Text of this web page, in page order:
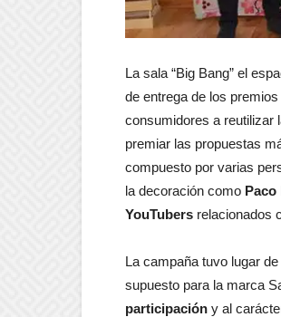
La sala “Big Bang” el
de entrega de los
consumidores a reutilizar
premiar las propuestas
compuesto por varias
la decoración como Paco
YouTubers relacionados
La campaña tuvo lugar
supuesto para la marca
participación y al